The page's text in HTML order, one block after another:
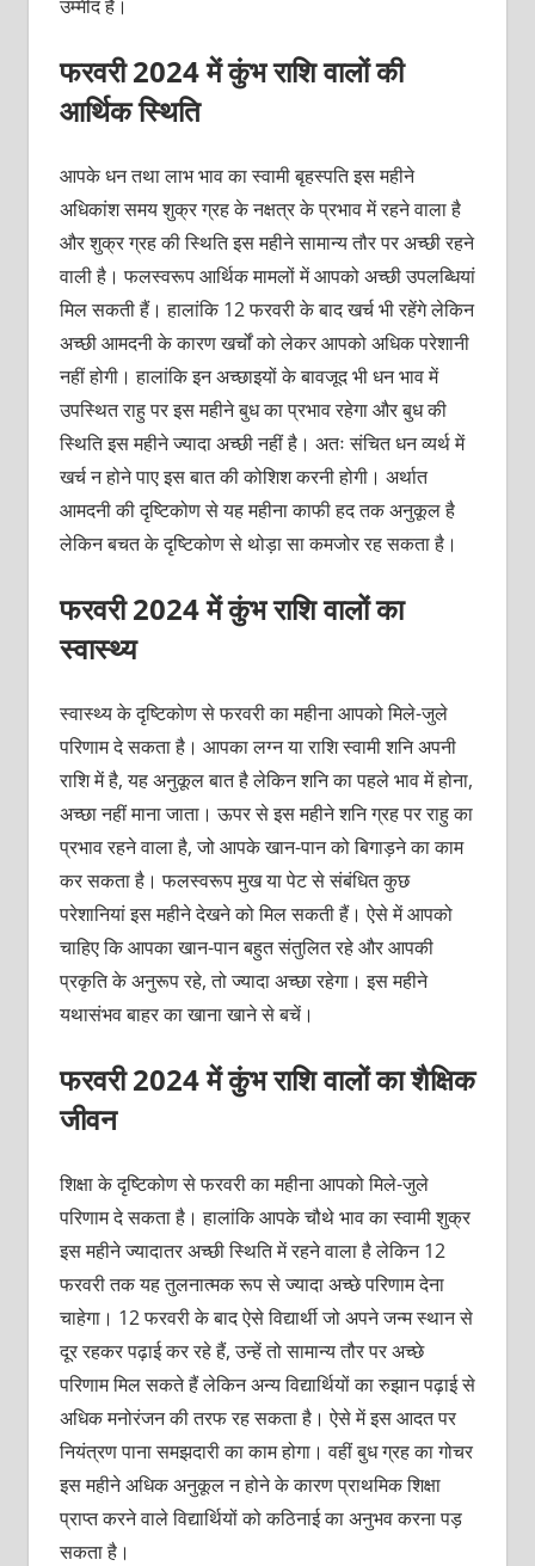
उम्मीद है।
फरवरी 2024 में कुंभ राशि वालों की
आर्थिक स्थिति
आपके धन तथा लाभ भाव का स्वामी बृहस्पति इस महीने
अधिकांश समय शुक्र ग्रह के नक्षत्र के प्रभाव में रहने वाला है
और शुक्र ग्रह की स्थिति इस महीने सामान्य तौर पर अच्छी रहने
वाली है। फलस्वरूप आर्थिक मामलों में आपको अच्छी उपलब्धियां
मिल सकती हैं। हालांकि 12 फरवरी के बाद खर्च भी रहेंगे लेकिन
अच्छी आमदनी के कारण खर्चों को लेकर आपको अधिक परेशानी
नहीं होगी। हालांकि इन अच्छाइयों के बावजूद भी धन भाव में
उपस्थित राहु पर इस महीने बुध का प्रभाव रहेगा और बुध की
स्थिति इस महीने ज्यादा अच्छी नहीं है। अतः संचित धन व्यर्थ में
खर्च न होने पाए इस बात की कोशिश करनी होगी। अर्थात
आमदनी की दृष्टिकोण से यह महीना काफी हद तक अनुकूल है
लेकिन बचत के दृष्टिकोण से थोड़ा सा कमजोर रह सकता है।
फरवरी 2024 में कुंभ राशि वालों का
स्वास्थ्य
स्वास्थ्य के दृष्टिकोण से फरवरी का महीना आपको मिले-जुले
परिणाम दे सकता है। आपका लग्न या राशि स्वामी शनि अपनी
राशि में है, यह अनुकूल बात है लेकिन शनि का पहले भाव में होना,
अच्छा नहीं माना जाता। ऊपर से इस महीने शनि ग्रह पर राहु का
प्रभाव रहने वाला है, जो आपके खान-पान को बिगाड़ने का काम
कर सकता है। फलस्वरूप मुख या पेट से संबंधित कुछ
परेशानियां इस महीने देखने को मिल सकती हैं। ऐसे में आपको
चाहिए कि आपका खान-पान बहुत संतुलित रहे और आपकी
प्रकृति के अनुरूप रहे, तो ज्यादा अच्छा रहेगा। इस महीने
यथासंभव बाहर का खाना खाने से बचें।
फरवरी 2024 में कुंभ राशि वालों का शैक्षिक
जीवन
शिक्षा के दृष्टिकोण से फरवरी का महीना आपको मिले-जुले
परिणाम दे सकता है। हालांकि आपके चौथे भाव का स्वामी शुक्र
इस महीने ज्यादातर अच्छी स्थिति में रहने वाला है लेकिन 12
फरवरी तक यह तुलनात्मक रूप से ज्यादा अच्छे परिणाम देना
चाहेगा। 12 फरवरी के बाद ऐसे विद्यार्थी जो अपने जन्म स्थान से
दूर रहकर पढ़ाई कर रहे हैं, उन्हें तो सामान्य तौर पर अच्छे
परिणाम मिल सकते हैं लेकिन अन्य विद्यार्थियों का रुझान पढ़ाई से
अधिक मनोरंजन की तरफ रह सकता है। ऐसे में इस आदत पर
नियंत्रण पाना समझदारी का काम होगा। वहीं बुध ग्रह का गोचर
इस महीने अधिक अनुकूल न होने के कारण प्राथमिक शिक्षा
प्राप्त करने वाले विद्यार्थियों को कठिनाई का अनुभव करना पड़
सकता है।